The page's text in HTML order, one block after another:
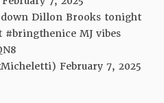
Dillon Brooks tonight
#bringthenice MJ vibes
February 7, 2025